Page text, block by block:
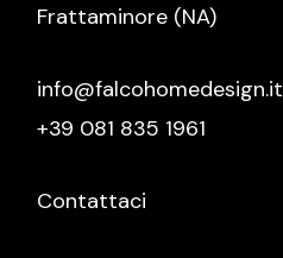
Frattaminore (NA)
info@falcohomedesign.it
+39 081 835 1961
Contattaci